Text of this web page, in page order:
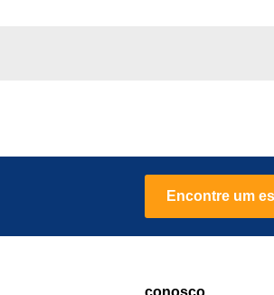
Encontre um
conosco